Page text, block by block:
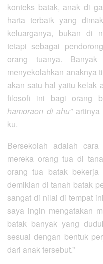
konteks batak, anak di
harta terbaik yang
keluarganya, bukan di
tetapi sebagai
orang tuanya.
menyekolahkan anaknya
akan satu hal yaitu kelak
filosofi ini bagi orang
hamoraon di ahu”artinya
ku.
Bersekolah adalah
mereka orang tua di
orang tua batak
demikian di tanah batak
sangat di nilai di tempat
saya ingin mengatakan
batak banyak yang
sesuai dengan bentuk
dari anak tersebut.”